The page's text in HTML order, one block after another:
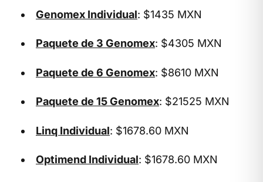
Genomex Individual: $1435 MXN
Paquete de 3 Genomex: $4305 MXN
Paquete de 6 Genomex: $8610 MXN
Paquete de 15 Genomex: $21525 MXN
Linq Individual: $1678.60 MXN
Optimend Individual: $1678.60 MXN